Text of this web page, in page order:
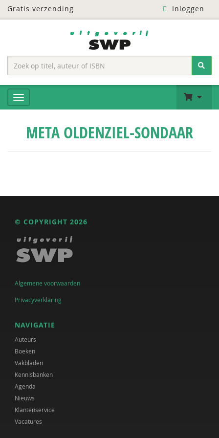
Gratis verzending Inloggen
META OLDENZIEL-SONDAAR
© COPYRIGHT 2026
Algemene voorwaarden
Privacyverklaring
NAVIGATIE
Auteurs
Boeken
Vakbladen
Kennisbanken
Agenda
Nieuws
Klantenservice
Vacatures